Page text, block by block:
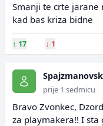
Smanji te crte jarane
kad bas kriza bidne
↑ 17 ↓ 1
prije 1 sedmicu
Bravo Zvonkec,
za playmakera!! I sta